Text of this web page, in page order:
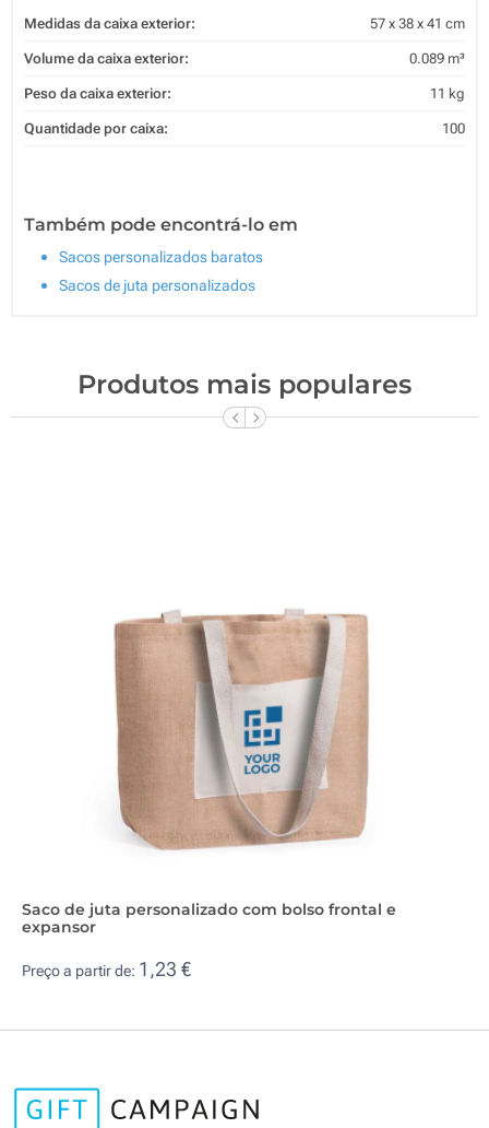
Medidas da caixa exterior: 57 x 38 x 41 cm
Volume da caixa exterior: 0.089 m³
Peso da caixa exterior: 11 kg
Quantidade por caixa: 100
Também pode encontrá-lo em
Sacos personalizados baratos
Sacos de juta personalizados
Produtos mais populares
Saco de juta personalizado com bolso frontal e
expansor
Preço a partir de: 1,23 €